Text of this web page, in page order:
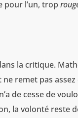
pour l’un, trop
la critique.
remet pas
de cesse de
la volonté reste